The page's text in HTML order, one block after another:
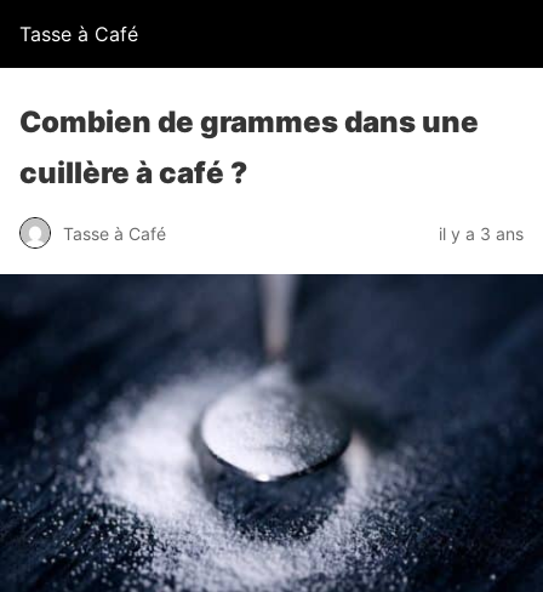
Tasse à Café
Combien de grammes dans une
cuillère à café ?
Tasse à Café il y a 3 ans